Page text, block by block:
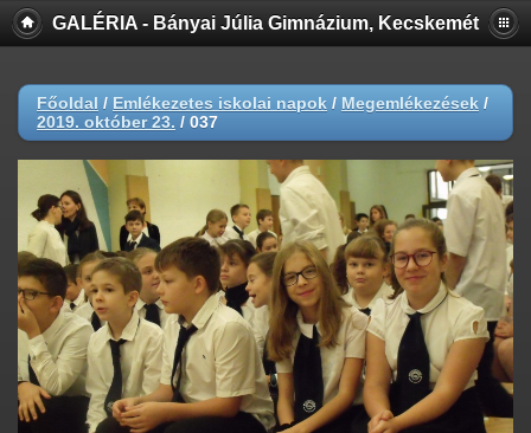
GALÉRIA - Bányai Júlia Gimnázium, Kecskemét
Főoldal / Emlékezetes iskolai napok / Megemlékezések /
2019. október 23. / 037